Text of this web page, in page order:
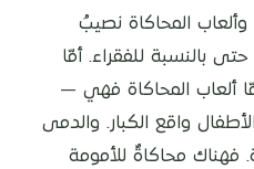
المحاكاة نصيبُ
بالنسبة للفقراء. أمّا
ألعاب المحاكاة فهي —
واقع الكبار. والدمى
فهناك محاكاةٌ للأمومة